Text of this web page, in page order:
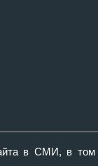
в СМИ, в том